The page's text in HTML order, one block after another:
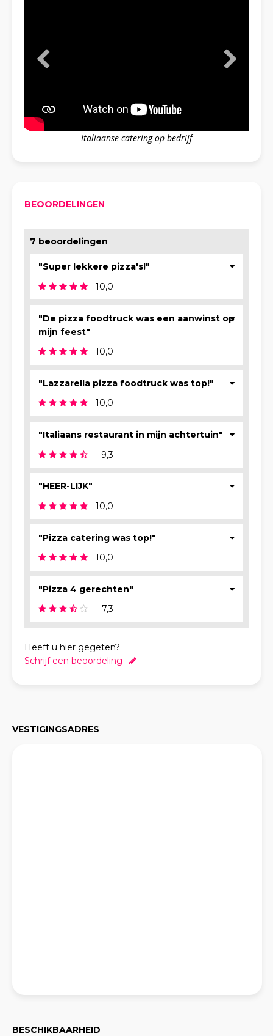
Italiaanse catering op bedrijf
BEOORDELINGEN
7 beoordelingen
"Super lekkere pizza's!"
10,0
"De pizza foodtruck was een aanwinst op
mijn feest"
10,0
"Lazzarella pizza foodtruck was top!"
10,0
"Italiaans restaurant in mijn achtertuin"
9,3
"HEER-LIJK"
10,0
"Pizza catering was top!"
10,0
"Pizza 4 gerechten"
7,3
Heeft u hier gegeten?
Schrijf een beoordeling
VESTIGINGSADRES
BESCHIKBAARHEID